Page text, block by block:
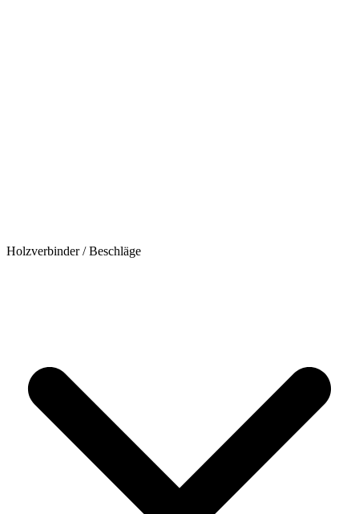
Holzverbinder / Beschläge